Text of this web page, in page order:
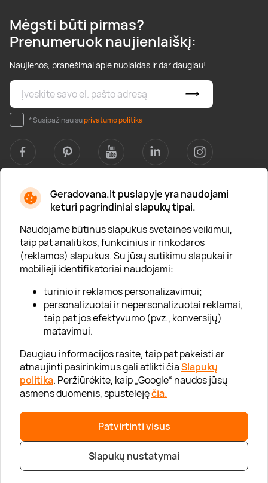
Geradovana.lt puslapyje yra naudojami
keturi pagrindiniai slapukų tipai.
Naudojame būtinus slapukus svetainės veikimui,
taip pat analitikos, funkcinius ir rinkodaros
(reklamos) slapukus. Su jūsų sutikimu slapukai ir
mobilieji identifikatoriai naudojami:
turinio ir reklamos personalizavimui;
personalizuotai ir nepersonalizuotai reklamai,
taip pat jos efektyvumo (pvz., konversijų)
matavimui.
Daugiau informacijos rasite, taip pat pakeisti ar
atnaujinti pasirinkimus gali atlikti čiaSlapukų
politika. Peržiūrėkite, kaip „Google“ naudos jūsų
asmens duomenis, spustelėjęčia.
Patvirtinti visus
Slapukų nustatymai
Mėgsti būti pirmas?
Prenumeruok naujienlaiškį:
Naujienos, pranešimai apie nuolaidas ir dar daugiau!
* Susipažinau suprivatumo politika
Apie mus
Apie „Gera Dovana“
Lojalumo klubas
Karjera
Visi partneriai
Kontaktai
Tinklaraštis
Informacija